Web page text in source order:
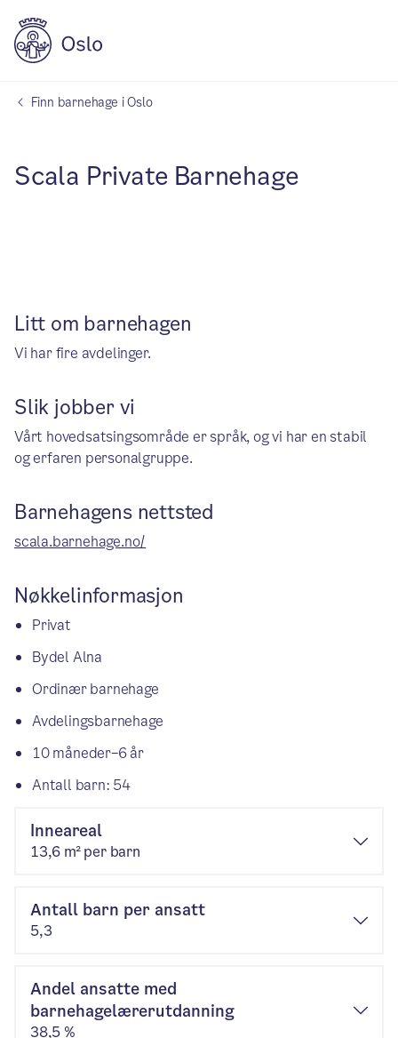
Finn barnehage i Oslo
Scala Private Barnehage
Litt om barnehagen
Vi har fire avdelinger.
Slik jobber vi
Vårt hovedsatsingsområde er språk, og vi har en stabil
og erfaren personalgruppe.
Barnehagens nettsted
scala.barnehage.no/
Nøkkelinformasjon
Privat
Bydel Alna
Ordinær barnehage
Avdelingsbarnehage
10 måneder–6 år
Antall barn: 54
Inneareal
13,6 m² per barn
Antall barn per ansatt
5,3
Andel ansatte med
barnehagelærerutdanning
38,5 %